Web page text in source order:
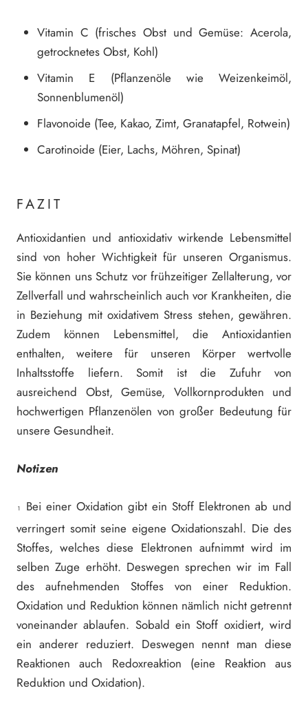
Vitamin C (frisches Obst und Gemüse: Acerola,
getrocknetes Obst, Kohl)
Vitamin E (Pflanzenöle wie Weizenkeimöl,
Sonnenblumenöl)
Flavonoide (Tee, Kakao, Zimt, Granatapfel, Rotwein)
Carotinoide (Eier, Lachs, Möhren, Spinat)
FAZIT
Antioxidantien und antioxidativ wirkende Lebensmittel
sind von hoher Wichtigkeit für unseren Organismus.
Sie können uns Schutz vor frühzeitiger Zellalterung, vor
Zellverfall und wahrscheinlich auch vor Krankheiten, die
in Beziehung mit oxidativem Stress stehen, gewähren.
Zudem können Lebensmittel, die Antioxidantien
enthalten, weitere für unseren Körper wertvolle
Inhaltsstoffe liefern. Somit ist die Zufuhr von
ausreichend Obst, Gemüse, Vollkornprodukten und
hochwertigen Pflanzenölen von großer Bedeutung für
unsere Gesundheit.
Notizen
¹ Bei einer Oxidation gibt ein Stoff Elektronen ab und
verringert somit seine eigene Oxidationszahl. Die des
Stoffes, welches diese Elektronen aufnimmt wird im
selben Zuge erhöht. Deswegen sprechen wir im Fall
des aufnehmenden Stoffes von einer Reduktion.
Oxidation und Reduktion können nämlich nicht getrennt
voneinander ablaufen. Sobald ein Stoff oxidiert, wird
ein anderer reduziert. Deswegen nennt man diese
Reaktionen auch Redoxreaktion (eine Reaktion aus
Reduktion und Oxidation).